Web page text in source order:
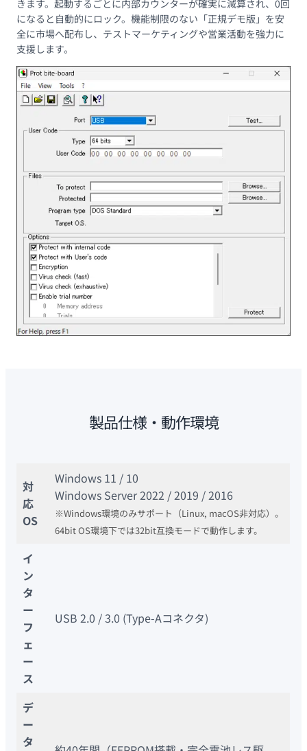
きます。起動するごとに内部カウンターが確実に減算され、0回
になると自動的にロック。機能制限のない「正規デモ版」を安
全に市場へ配布し、テストマーケティングや営業活動を強力に
支援します。
製品仕様・動作環境
対
応
OS
Windows 11 / 10
Windows Server 2022 / 2019 / 2016
※Windows環境のみサポート（Linux, macOS非対応）。
64bit OS環境下では32bit互換モードで動作します。
イ
ン
タ
ー
フ
ェ
ー
ス
USB 2.0 / 3.0 (Type-Aコネクタ)
デ
ー
タ